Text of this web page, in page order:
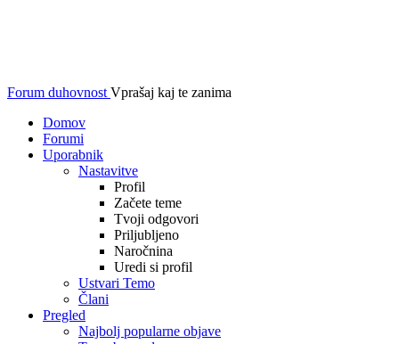
Forum duhovnost Vprašaj kaj te zanima
Domov
Forumi
Uporabnik
Nastavitve
Profil
Začete teme
Tvoji odgovori
Priljubljeno
Naročnina
Uredi si profil
Ustvari Temo
Člani
Pregled
Najbolj popularne objave